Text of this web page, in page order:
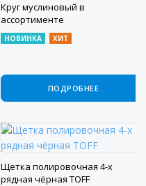
Круг муслиновый в
ассортименте
НОВИНКА ХИТ
ПОДРОБНЕЕ
Щетка полировочная 4-х
рядная чёрная TOFF